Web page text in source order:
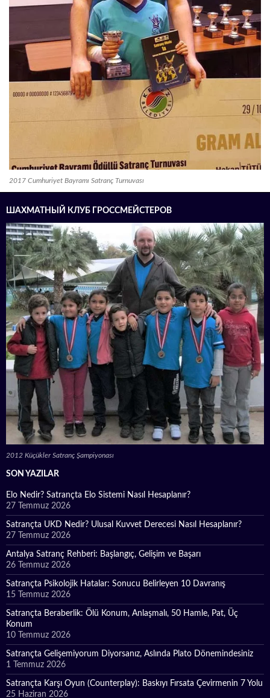
2017 Cumhuriyet Bayramı Satranç Turnuvası
ШАХМАТНЫЙ КЛУБ ГРОССМЕЙСТЕРОВ
2012 Küçükler Satranç Şampiyonası
SON YAZILAR
Elo Nedir? Satrançta Elo Sistemi Nasıl Hesaplanır?
27 Temmuz 2026
Satrançta UKD Nedir? Ulusal Kuvvet Derecesi Nasıl Hesaplanır?
27 Temmuz 2026
Antalya Satranç Rehberi: Başlangıç, Gelişim ve Başarı
26 Temmuz 2026
Satrançta Psikolojik Hatalar: Sonucu Belirleyen 10 Davranış
15 Temmuz 2026
Satrançta Beraberlik: Ölü Konum, Anlaşmalı, 50 Hamle, Pat, Üç
Konum
10 Temmuz 2026
Satrançta Gelişemiyorum Diyorsanız, Aslında Plato Dönemindesiniz
1 Temmuz 2026
Satrançta Karşı Oyun (Counterplay): Baskıyı Fırsata Çevirmenin 7 Yolu
25 Haziran 2026